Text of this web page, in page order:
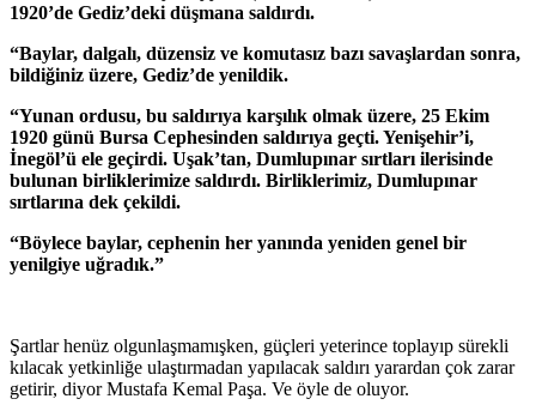
1920’de Gediz’deki düşmana saldırdı.
“Baylar, dalgalı, düzensiz ve komutasız bazı savaşlardan sonra,
bildiğiniz üzere, Gediz’de yenildik.
“Yunan ordusu, bu saldırıya karşılık olmak üzere, 25 Ekim
1920 günü Bursa Cephesinden saldırıya geçti. Yenişehir’i,
İnegöl’ü ele geçirdi. Uşak’tan, Dumlupınar sırtları ilerisinde
bulunan birliklerimize saldırdı. Birliklerimiz, Dumlupınar
sırtlarına dek çekildi.
“Böylece baylar, cephenin her yanında yeniden genel bir
yenilgiye uğradık.”
Şartlar henüz olgunlaşmamışken, güçleri yeterince toplayıp sürekli
kılacak yetkinliğe ulaştırmadan yapılacak saldırı yarardan çok zarar
getirir, diyor Mustafa Kemal Paşa. Ve öyle de oluyor.